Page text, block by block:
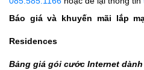
Báo giá và khuyến mãi lắp
Residences
Bảng giá gói cước Internet